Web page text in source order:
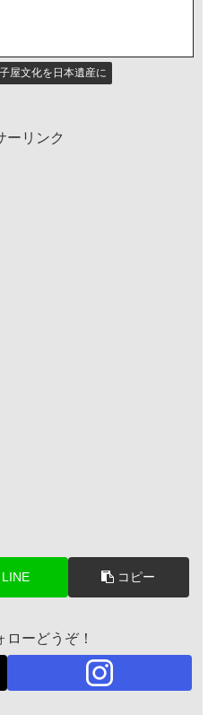
屋文化を日本遺産に
ーリンク
LINE コピー
ローどうぞ！